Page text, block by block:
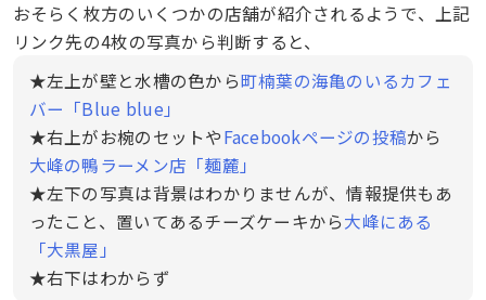
おそらく枚方のいくつかの店舗が紹介されるようで、上記
リンク先の4枚の写真から判断すると、
★左上が壁と水槽の色から町楠葉の海亀のいるカフェ
バー「Blue blue」
★右上がお椀のセットやFacebookページの投稿から
大峰の鴨ラーメン店「麺麓」
★左下の写真は背景はわかりませんが、情報提供もあ
ったこと、置いてあるチーズケーキから大峰にある
「大黒屋」
★右下はわからず